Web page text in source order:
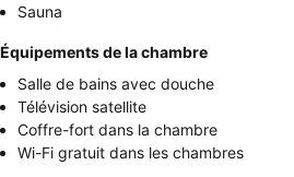
Sauna
Équipements de la chambre
Salle de bains avec douche
Télévision satellite
Coffre-fort dans la chambre
Wi-Fi gratuit dans les chambres